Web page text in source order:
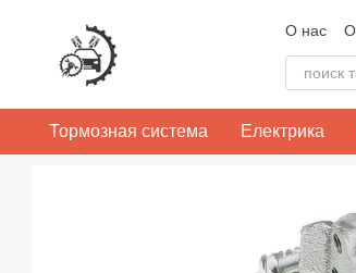
О нас
Тормозная система Електрика